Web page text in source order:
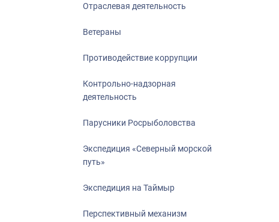
Отраслевая деятельность
Ветераны
Противодействие коррупции
Контрольно-надзорная
деятельность
Парусники Росрыболовства
Экспедиция «Северный морской
путь»
Экспедиция на Таймыр
Перспективный механизм